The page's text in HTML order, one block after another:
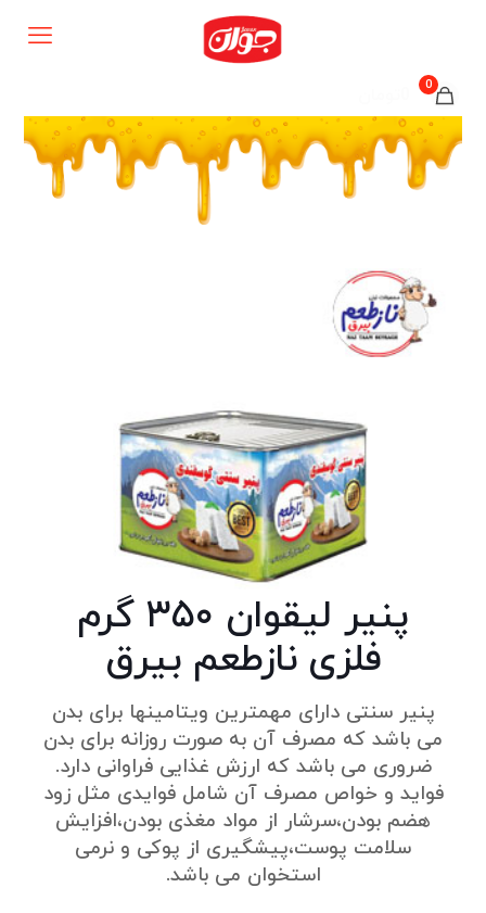
0
پنیر لیقوان ۳۵۰ گرم
فلزی نازطعم بیرق
پنیر سنتی دارای مهمترین ویتامینها برای بدن
می باشد که مصرف آن به صورت روزانه برای بدن
ضروری می باشد که ارزش غذایی فراوانی دارد.
فواید و خواص مصرف آن شامل فوایدی مثل زود
هضم بودن،سرشار از مواد مغذی بودن،افزایش
سلامت پوست،پیشگیری از پوکی و نرمی
استخوان می باشد.